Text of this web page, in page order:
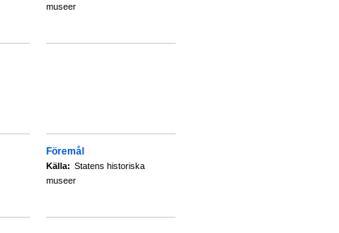
museer
Föremål
Källa: Statens historiska
museer